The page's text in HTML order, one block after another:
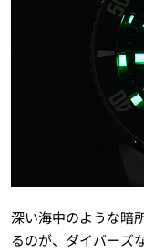
深い海中のような暗
るのが、ダイバーズ